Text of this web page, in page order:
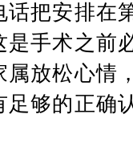
话把安排在
是手术之前
属放松心情
足够的正确